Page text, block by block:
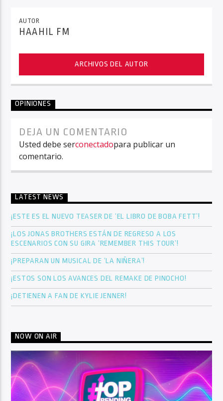
AUTOR
HAAHIL FM
ARCHIVOS DEL AUTOR
OPINIONES
DEJA UN COMENTARIO
Usted debe serconectadopara publicar un
comentario.
LATEST NEWS
¡ESTE ES EL NUEVO TEASER DE ‘EL LIBRO DE BOBA FETT’!
¡LOS JONAS BROTHERS ESTÁN DE REGRESO A LOS
ESCENARIOS CON SU GIRA ‘REMEMBER THIS TOUR’!
¡PREPARAN UN MUSICAL DE ‘LA NIÑERA’!
¡ESTOS SON LOS AVANCES DEL REMAKE DE PINOCHO!
¡DETIENEN A FAN DE KYLIE JENNER!
NOW ON AIR